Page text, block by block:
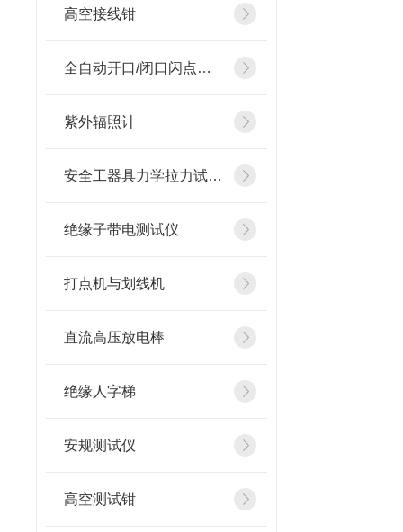
高空接线钳
全自动开口/闭口闪点测定仪
紫外辐照计
安全工器具力学拉力试验机
绝缘子带电测试仪
打点机与划线机
直流高压放电棒
绝缘人字梯
安规测试仪
高空测试钳